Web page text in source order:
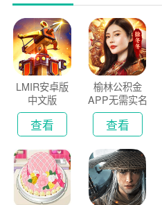
LMIR安卓版
中文版
查看
榆林公积金
APP无需实名
认证版
查看